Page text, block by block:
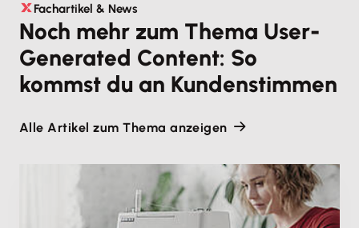
Fachartikel & News
Noch mehr zum Thema User-
Generated Content: So
kommst du an Kundenstimmen
Alle Artikel zum Thema anzeigen